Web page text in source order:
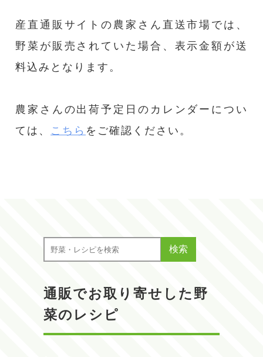
検索
通販でお取り寄せした野
菜のレシピ
産直通販サイトの農家さん直送市場では、
野菜が販売されていた場合、表示金額が送
料込みとなります。
農家さんの出荷予定日のカレンダーについ
ては、 こちら をご確認ください。